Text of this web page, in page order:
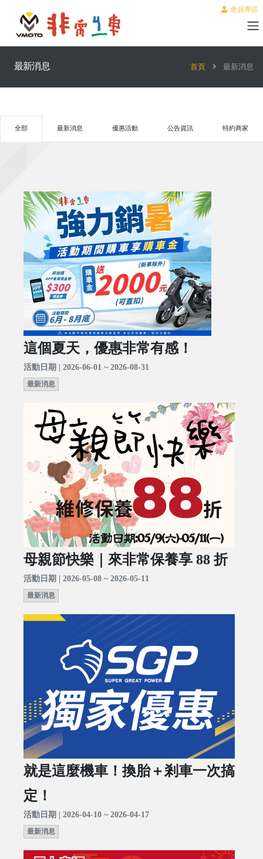
會員專區
最新消息 首頁 最新消息
全部 最新消息 優惠活動 公告資訊 特約商家
這個夏天，優惠非常有感！
活動日期 | 2026-06-01 ~ 2026-08-31
最新消息
母親節快樂｜來非常保養享 88 折
活動日期 | 2026-05-08 ~ 2026-05-11
最新消息
就是這麼機車！換胎＋剎車一次搞
定！
活動日期 | 2026-04-10 ~ 2026-04-17
最新消息